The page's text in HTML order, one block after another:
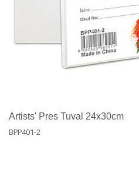
Artists' Pres Tuval 24x30cm
BPP401-2